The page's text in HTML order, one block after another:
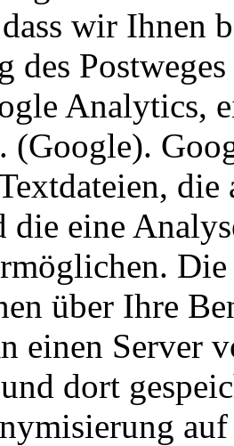
wir Ihnen
des
Analytics,
(Google).
die eine
über Ihre
einen Server
dort